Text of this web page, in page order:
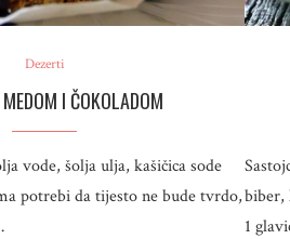
Dezerti
I ČOKOLADOM
vode, šolja ulja, kašičica sode
potrebi da tijesto ne bude tvrdo,biber,
1